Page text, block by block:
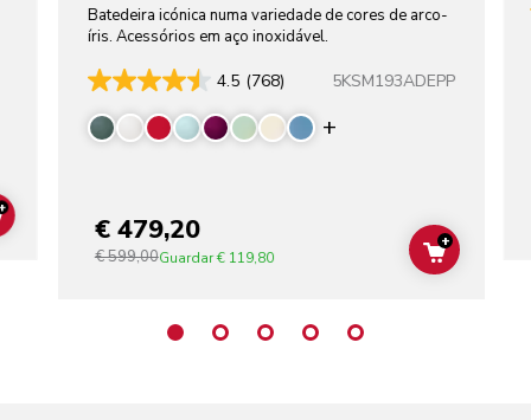
ADD TO CART
Batedeira icónica numa variedade de cores de arco-
íris. Acessórios em aço inoxidável.
4.5 (768) 5KSM193ADEPP
Display more
€ 479,20
€ 599,00Guardar€ 119,80 ADD TO
+